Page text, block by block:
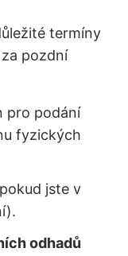
termíny
pozdní
pro podání
fyzických
jste v
odhadů